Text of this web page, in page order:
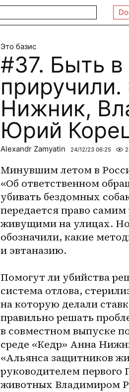
Это базис
#37. Быть в
Нижник,
Юрий
Alexandr Zamyatin 24/12/23 06:25
Минувшим летом в
«Об ответственном
убивать бездомных
передается право
живущими на улицах.
обозначили, какие
и эвтаназию.
Помогут ли убийства
система отлова,
на которую делали
правильно решать
в совместном выпуске
среде «Кедр» Анна
«Альянса защитников
руководителем первого
животных Владимиром